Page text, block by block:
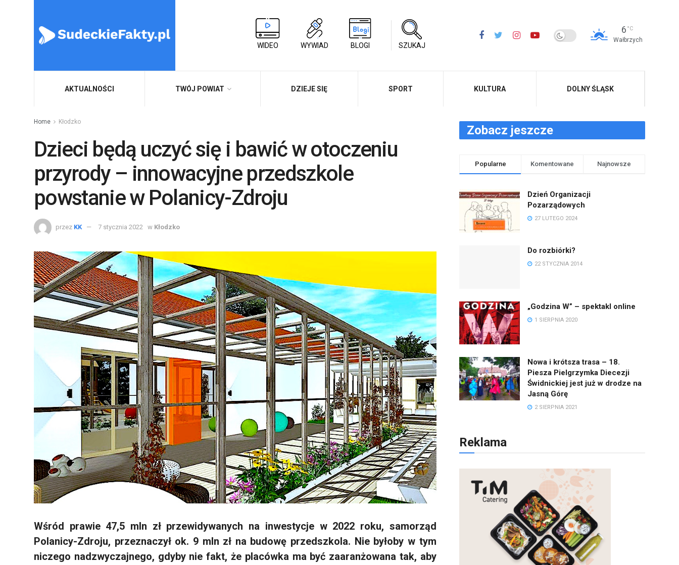
WIDEO WYWIAD BLOGI SZUKAJ
6 °C
Wałbrzych
AKTUALNOŚCI TWÓJ POWIAT DZIEJE SIĘ SPORT KULTURA DOLNY ŚLĄSK
Home Kłodzko
Dzieci będą uczyć się i bawić w otoczeniu
przyrody – innowacyjne przedszkole
powstanie w Polanicy-Zdroju
przez KK 7 stycznia 2022 w Kłodzko
Wśród prawie 47,5 mln zł przewidywanych na inwestycje w 2022 roku, samorząd
Polanicy-Zdroju, przeznaczył ok. 9 mln zł na budowę przedszkola. Nie byłoby w tym
niczego nadzwyczajnego, gdyby nie fakt, że placówka ma być zaaranżowana tak, aby
Zobacz jeszcze
Popularne Komentowane Najnowsze
Dzień Organizacji
Pozarządowych
27 LUTEGO 2024
Do rozbiórki?
22 STYCZNIA 2014
„Godzina W” – spektakl online
1 SIERPNIA 2020
Nowa i krótsza trasa – 18.
Piesza Pielgrzymka Diecezji
Świdnickiej jest już w drodze na
Jasną Górę
2 SIERPNIA 2021
Reklama